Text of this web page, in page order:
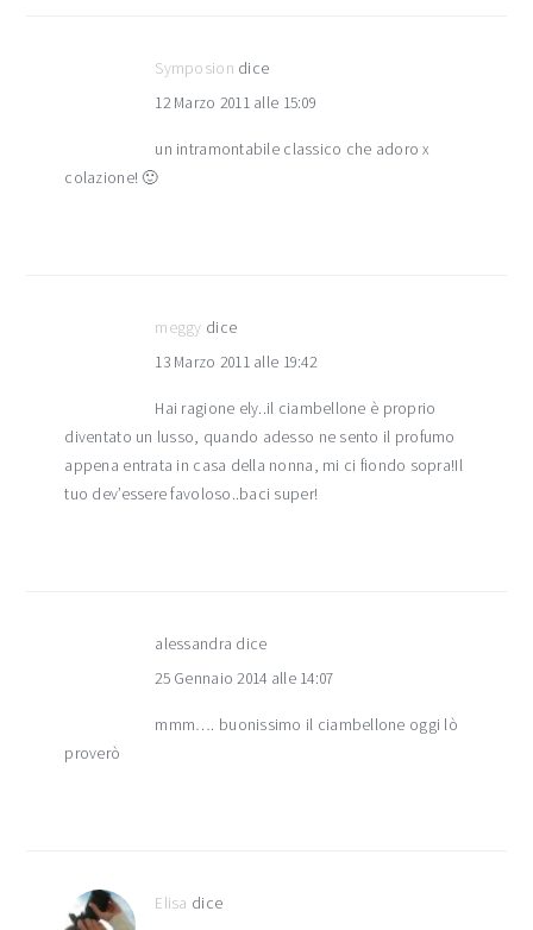
Symposion dice
12 Marzo 2011 alle 15:09
un intramontabile classico che adoro x
colazione! 🙂
meggy dice
13 Marzo 2011 alle 19:42
Hai ragione ely..il ciambellone è proprio
diventato un lusso, quando adesso ne sento il profumo
appena entrata in casa della nonna, mi ci fiondo sopra!Il
tuo dev’essere favoloso..baci super!
alessandra dice
25 Gennaio 2014 alle 14:07
mmm…. buonissimo il ciambellone oggi lò
proverò
Elisa dice